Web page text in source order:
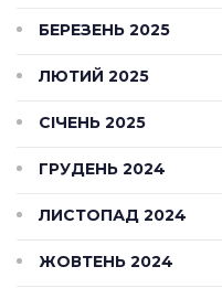
БЕРЕЗЕНЬ 2025
ЛЮТИЙ 2025
СІЧЕНЬ 2025
ГРУДЕНЬ 2024
ЛИСТОПАД 2024
ЖОВТЕНЬ 2024